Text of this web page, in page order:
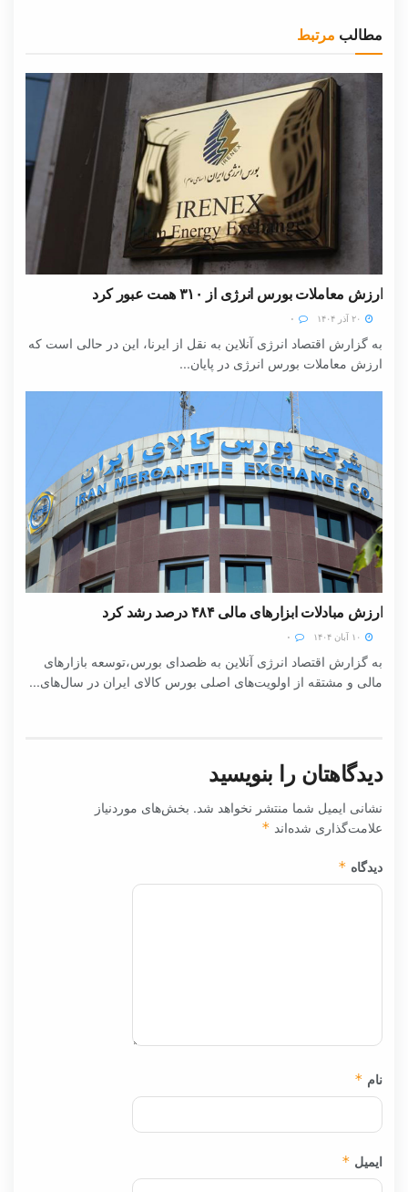
مطالب مرتبط
ارزش معاملات بورس انرژی از ۳۱۰ همت عبور کرد
به گزارش اقتصاد انرژی آنلاین به نقل از ایرنا، این در حالی است که
ارزش معاملات بورس انرژی در پایان...
ارزش مبادلات ابزارهای مالی ۴۸۴ درصد رشد کرد
به گزارش اقتصاد انرژی آنلاین به ظصدای بورس،توسعه بازارهای
مالی و مشتقه از اولویت‌های اصلی بورس کالای ایران در سال‌های...
دیدگاهتان را بنویسید
نشانی ایمیل شما منتشر نخواهد شد. بخش‌های موردنیاز
علامت‌گذاری شده‌اند *
دیدگاه *
نام *
ایمیل *